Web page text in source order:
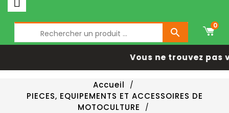

0
Vous ne trouvez pas
Accueil
PIECES, EQUIPEMENTS ET ACCESSOIRES DE
MOTOCULTURE